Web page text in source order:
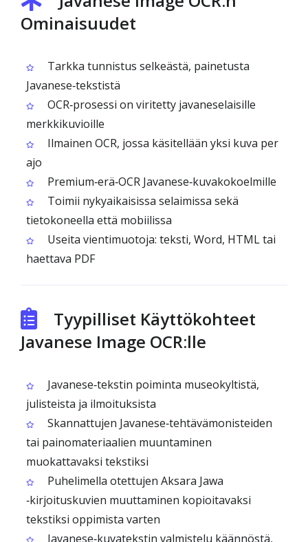
Ominaisuudet
Tarkka tunnistus selkeästä, painetusta
Javanese‑tekstistä
OCR‑prosessi on viritetty javaneselaisille
merkkikuvioille
Ilmainen OCR, jossa käsitellään yksi kuva per
ajo
Premium‑erä‑OCR Javanese‑kuvakokoelmille
Toimii nykyaikaisissa selaimissa sekä
tietokoneella että mobiilissa
Useita vientimuotoja: teksti, Word, HTML tai
haettava PDF
Tyypilliset Käyttökohteet
Javanese Image OCR:lle
Javanese‑tekstin poiminta museokyltistä,
julisteista ja ilmoituksista
Skannattujen Javanese‑tehtävämonisteiden
tai painomateriaalien muuntaminen
muokattavaksi tekstiksi
Puhelimella otettujen Aksara Jawa
‑kirjoituskuvien muuttaminen kopioitavaksi
tekstiksi oppimista varten
Javanese‑kuvatekstin valmistelu käännöstä,